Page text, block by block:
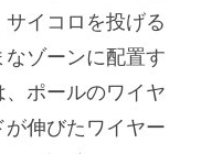
イコロを投げる
ゾーンに配置す
ポールのワイヤ
伸びたワイヤー